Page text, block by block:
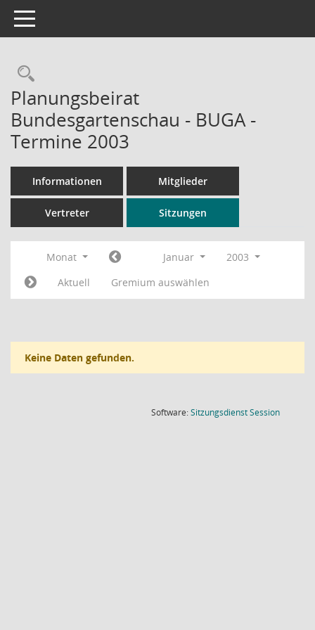
Toggle navigation
Rechercheauswahl
Planungsbeirat
Bundesgartenschau - BUGA -
Termine 2003
Informationen Mitglieder
Vertreter Sitzungen
Monat Januar
2003
Aktuell
Gremium auswählen
Keine Daten gefunden.
Software:SitzungsdienstSession(Wird in